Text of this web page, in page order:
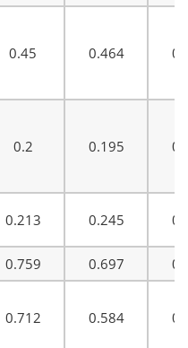
0.45 0.464
0.2 0.195
0.213 0.245
0.759 0.697
0.712 0.584